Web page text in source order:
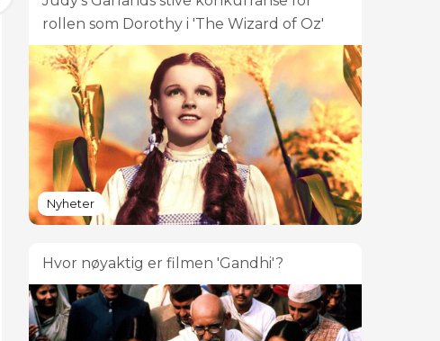
rollen som Dorothy i 'The Wizard of Oz'
Nyheter
Hvor nøyaktig er filmen 'Gandhi'?